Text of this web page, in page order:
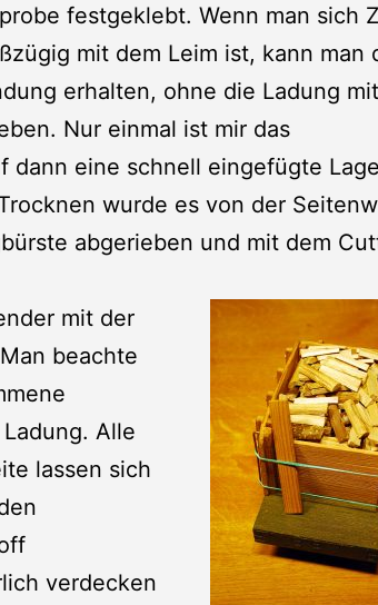
festgeklebt. Wenn man sich
mit dem Leim ist, kann man
erhalten, ohne die Ladung
Nur einmal ist mir das
dann eine schnell eingefügte
wurde es von der
abgerieben und mit dem
mit der
beachte
Alle
lassen sich
verdecken